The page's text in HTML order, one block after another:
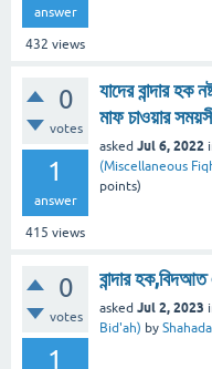
answer
432 views
0
votes
1
answer
415 views
যাদের বান্দার হক
মাফ চাওয়ার
asked Jul 6, 2022
(Miscellaneous
points)
0
votes
1
বান্দার হক,বিদআত
asked Jul 2, 2023
Bid'ah) by